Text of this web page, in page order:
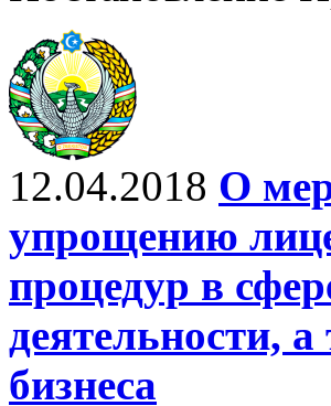
12.04.2018 О
упрощению
процедур в
деятельности,
бизнеса